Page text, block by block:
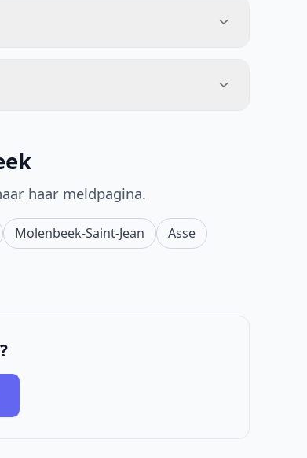
haar meldpagina.
Molenbeek-Saint-Jean
Asse